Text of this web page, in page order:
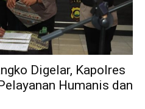
Digelar, Kapolres
Humanis dan